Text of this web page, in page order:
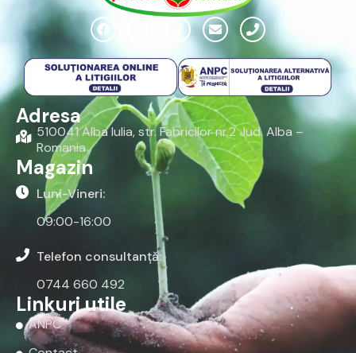
Seminte Banutei
Citeşte mai mult
Seminte brumarele
Mix
Citeşte mai mult